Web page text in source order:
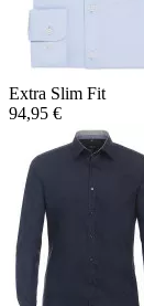
Extra Slim Fit
94,95 €